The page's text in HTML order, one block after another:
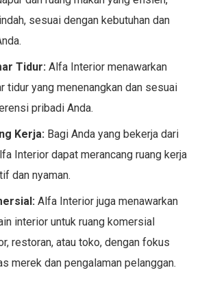
sesuai dengan kebutuhan dan
Tidur: Alfa Interior menawarkan
tidur yang menenangkan dan sesuai
pribadi Anda.
Kerja: Bagi Anda yang bekerja dari
Interior dapat merancang ruang kerja
dan nyaman.
Alfa Interior juga menawarkan
interior untuk ruang komersial
restoran, atau toko, dengan fokus
merek dan pengalaman pelanggan.